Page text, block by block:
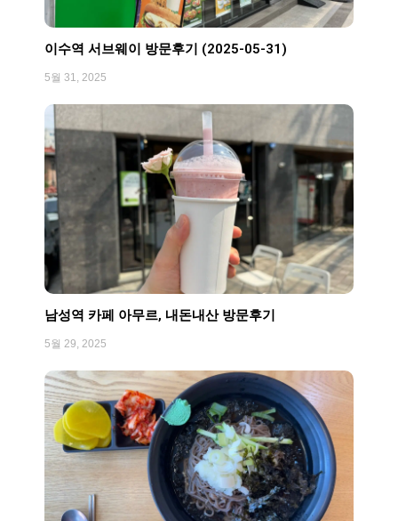
이수역 서브웨이 방문후기 (2025-05-31)
5월 31, 2025
남성역 카페 아무르, 내돈내산 방문후기
5월 29, 2025